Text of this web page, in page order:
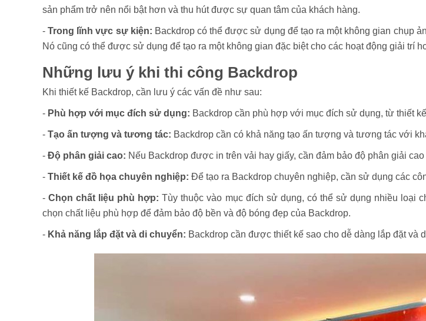
sản phẩm trở nên nổi bật hơn và thu hút được sự quan tâm của khách hàng.
-Trong lĩnh vực sự kiện: Backdrop có thể được sử dụng để tạo ra một không gian chụp
Nó cũng có thể được sử dụng để tạo ra một không gian đặc biệt cho các hoạt động giải trí
Những lưu ý khi thi công Backdrop
Khi thiết kế Backdrop, cần lưu ý các vấn đề như sau:
- Phù hợp với mục đích sử dụng: Backdrop cần phù hợp với mục đích sử dụng, từ thiết
- Tạo ấn tượng và tương tác: Backdrop cần có khả năng tạo ấn tượng và tương tác với
- Độ phân giải cao: Nếu Backdrop được in trên vải hay giấy, cần đảm bảo độ phân giải
- Thiết kế đồ họa chuyên nghiệp: Để tạo ra Backdrop chuyên nghiệp, cần sử dụng các
-Chọn chất liệu phù hợp: Tùy thuộc vào mục đích sử dụng, có thể sử dụng nhiều loại
chọn chất liệu phù hợp để đảm bảo độ bền và độ bóng đẹp của Backdrop.
- Khả năng lắp đặt và di chuyển: Backdrop cần được thiết kế sao cho dễ dàng lắp đặt và